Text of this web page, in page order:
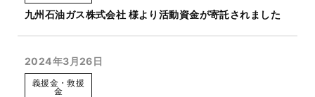
九州石油ガス株式会社 様より活動資金が寄託されました
2024年3月26日
義援金・救援
金